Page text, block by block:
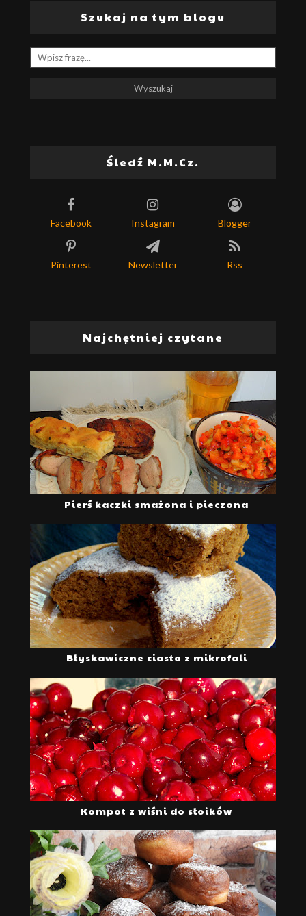
Szukaj na tym blogu
Śledź M.M.Cz.
Facebook Instagram Blogger
Pinterest Newsletter Rss
Najchętniej czytane
Pierś kaczki smażona i pieczona
Błyskawiczne ciasto z mikrofali
Kompot z wiśni do słoików